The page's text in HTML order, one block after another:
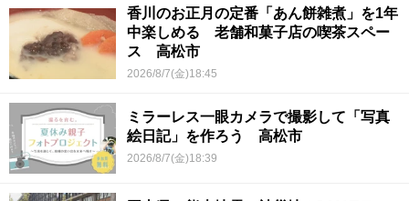
香川のお正月の定番「あん餅雑煮」を1年
中楽しめる 老舗和菓子店の喫茶スペー
ス 高松市
2026/8/7(金)18:45
ミラーレス一眼カメラで撮影して「写真
絵日記」を作ろう 高松市
2026/8/7(金)18:39